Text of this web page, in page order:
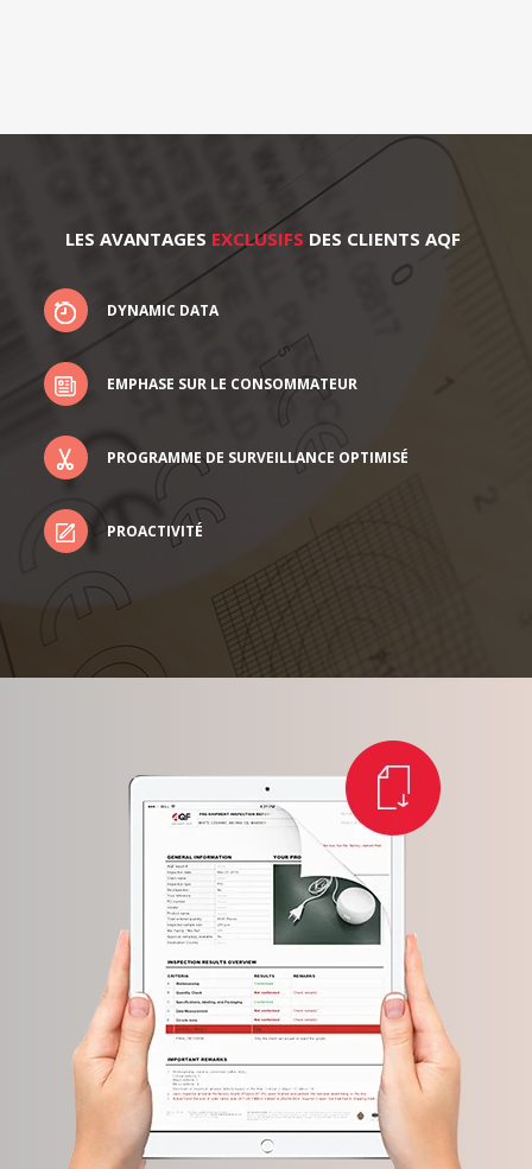
LES AVANTAGES EXCLUSIFS DES CLIENTS AQF
DYNAMIC DATA
EMPHASE SUR LE CONSOMMATEUR
PROGRAMME DE SURVEILLANCE OPTIMISÉ
PROACTIVITÉ